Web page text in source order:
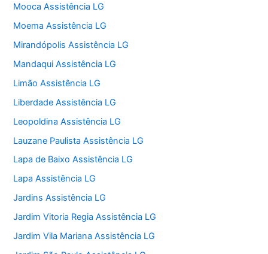
Mooca Assistência LG
Moema Assistência LG
Mirandópolis Assistência LG
Mandaqui Assistência LG
Limão Assistência LG
Liberdade Assistência LG
Leopoldina Assistência LG
Lauzane Paulista Assistência LG
Lapa de Baixo Assistência LG
Lapa Assistência LG
Jardins Assistência LG
Jardim Vitoria Regia Assistência LG
Jardim Vila Mariana Assistência LG